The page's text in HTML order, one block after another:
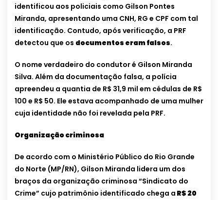
identificou aos policiais como Gilson Pontes
Miranda, apresentando uma CNH, RG e CPF com tal
identificação. Contudo, após verificação, a PRF
detectou que os documentos eram falsos.
O nome verdadeiro do condutor é Gilson Miranda
Silva. Além da documentação falsa, a polícia
apreendeu a quantia de R$ 31,9 mil em cédulas de R$
100 e R$ 50. Ele estava acompanhado de uma mulher
cuja identidade não foi revelada pela PRF.
Organização criminosa
De acordo com o Ministério Público do Rio Grande
do Norte (MP/RN), Gilson Miranda lidera um dos
braços da organização criminosa “Sindicato do
Crime” cujo patrimônio identificado chega a R$ 20